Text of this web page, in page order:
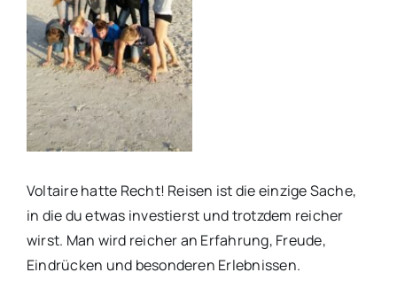
Voltaire hatte Recht! Reisen ist die einzige Sache,
in die du etwas investierst und trotzdem reicher
wirst. Man wird reicher an Erfahrung, Freude,
Eindrücken und besonderen Erlebnissen.